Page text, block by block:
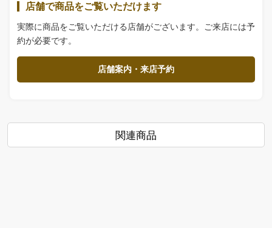
店舗で商品をご覧いただけます
実際に商品をご覧いただける店舗がございます。ご来店には予
約が必要です。
店舗案内・来店予約
関連商品